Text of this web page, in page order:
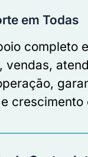
em Todas
completo
vendas,
crescimento